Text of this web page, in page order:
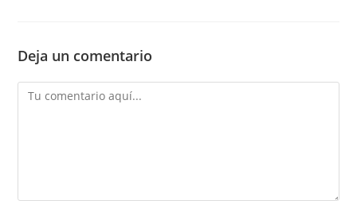
Deja un comentario